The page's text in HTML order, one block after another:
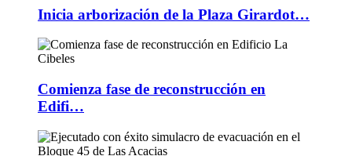
Inicia arborización de la Plaza Girardot…
Comienza fase de reconstrucción en
Edifi…